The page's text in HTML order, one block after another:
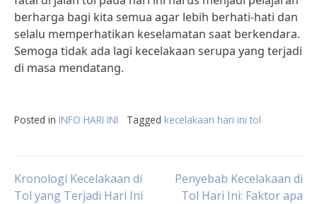
berharga bagi kita semua agar lebih berhati-hati dan
selalu memperhatikan keselamatan saat berkendara.
Semoga tidak ada lagi kecelakaan serupa yang terjadi
di masa mendatang.
Posted in INFO HARI INI Tagged kecelakaan hari ini tol
Post
Kronologi Kecelakaan di
Tol yang Terjadi Hari Ini
Penyebab Kecelakaan di
Tol Hari Ini: Faktor apa